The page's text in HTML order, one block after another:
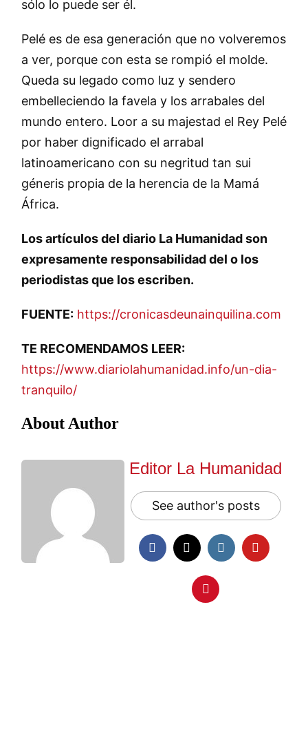
sólo lo puede ser él.
Pelé es de esa generación que no volveremos
a ver, porque con esta se rompió el molde.
Queda su legado como luz y sendero
embelleciendo la favela y los arrabales del
mundo entero. Loor a su majestad el Rey Pelé
por haber dignificado el arrabal
latinoamericano con su negritud tan sui
géneris propia de la herencia de la Mamá
África.
Los artículos del diario La Humanidad son
expresamente responsabilidad del o los
periodistas que los escriben.
FUENTE: https://cronicasdeunainquilina.com
TE RECOMENDAMOS LEER:
https://www.diariolahumanidad.info/un-dia-
tranquilo/
About Author
Editor La Humanidad
See author's posts